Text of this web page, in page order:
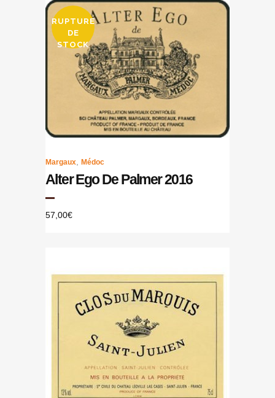
RUPTURE
DE
STOCK
Margaux, Médoc
Alter Ego De Palmer 2016
57,00€